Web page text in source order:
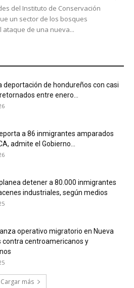
del Instituto de Conservación
un sector de los bosques
de una nueva...
deportación de hondureños con casi
entre enero...
a 86 inmigrantes amparados
admite el Gobierno...
detener a 80.000 inmigrantes
industriales, según medios
lanza operativo migratorio en Nueva
contra centroamericanos y
Cargar más